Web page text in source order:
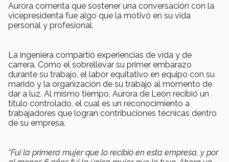
Aurora comenta que sostener una conversación con la
vicepresidenta fue algo que la motivó en su vida
personal y profesional.
La ingeniera compartió experiencias de vida y de
carrera. Como el sobrellevar su primer embarazo
durante su trabajo, el labor equitativo en equipo con su
marido y la organización de su trabajo al momento de
dar a luz. Al mismo tiempo, Aurora de León recibió un
título controlado, el cual es un reconocimiento a
trabajadores que logran contribuciones técnicas dentro
de su empresa.
“Fui la primera mujer que lo recibió en esta empresa, y por